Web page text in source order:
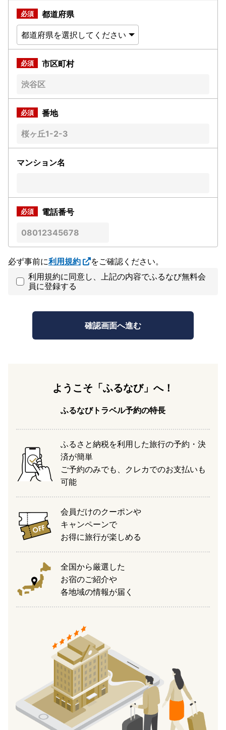
都道府県
市区町村
番地
マンション名
電話番号
必ず事前に利用規約
をご確認ください。
利用規約に同意し、上記の内容でふるなび無料会
員に登録する
ようこそ「ふるなび」へ！
ふるなびトラベル予約の特長
ふるさと納税を利用した旅行の予約・決
済が簡単
ご予約のみでも、クレカでのお支払いも
可能
会員だけのクーポンや
キャンペーンで
お得に旅行が楽しめる
全国から厳選した
お宿のご紹介や
各地域の情報が届く